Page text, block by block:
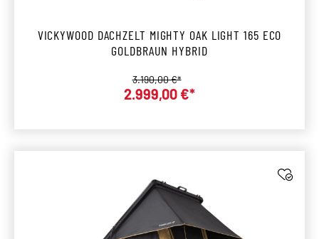
VICKYWOOD DACHZELT MIGHTY OAK LIGHT 165 ECO
GOLDBRAUN HYBRID
Verkaufspreis:
2.999,00 €*
Regulärer Preis:
3.190,00 €*